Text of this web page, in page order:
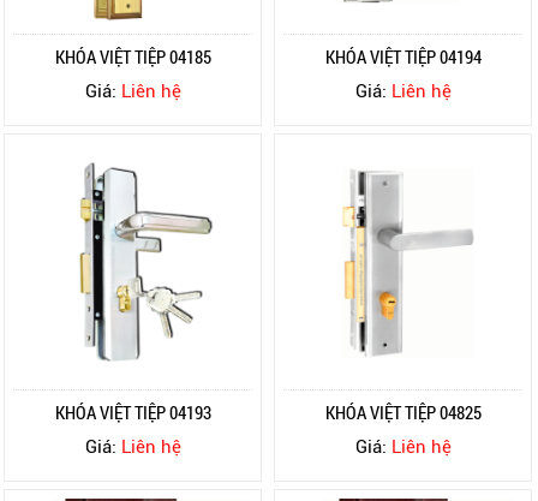
KHÓA VIỆT TIỆP 04185
Giá: Liên hệ
KHÓA VIỆT TIỆP 04194
Giá: Liên hệ
KHÓA VIỆT TIỆP 04193
Giá: Liên hệ
KHÓA VIỆT TIỆP 04825
Giá: Liên hệ